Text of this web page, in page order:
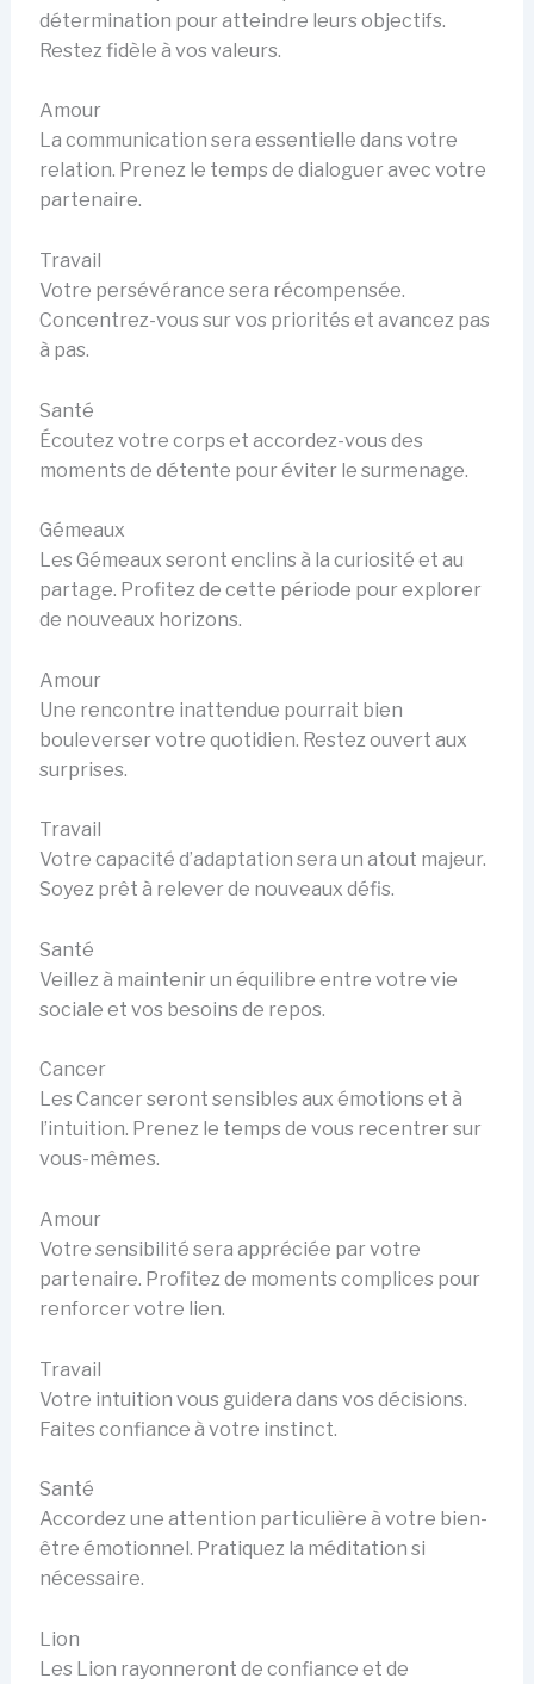
détermination pour atteindre leurs objectifs.
Restez fidèle à vos valeurs.
Amour
La communication sera essentielle dans votre
relation. Prenez le temps de dialoguer avec votre
partenaire.
Travail
Votre persévérance sera récompensée.
Concentrez-vous sur vos priorités et avancez pas
à pas.
Santé
Écoutez votre corps et accordez-vous des
moments de détente pour éviter le surmenage.
Gémeaux
Les Gémeaux seront enclins à la curiosité et au
partage. Profitez de cette période pour explorer
de nouveaux horizons.
Amour
Une rencontre inattendue pourrait bien
bouleverser votre quotidien. Restez ouvert aux
surprises.
Travail
Votre capacité d’adaptation sera un atout majeur.
Soyez prêt à relever de nouveaux défis.
Santé
Veillez à maintenir un équilibre entre votre vie
sociale et vos besoins de repos.
Cancer
Les Cancer seront sensibles aux émotions et à
l’intuition. Prenez le temps de vous recentrer sur
vous-mêmes.
Amour
Votre sensibilité sera appréciée par votre
partenaire. Profitez de moments complices pour
renforcer votre lien.
Travail
Votre intuition vous guidera dans vos décisions.
Faites confiance à votre instinct.
Santé
Accordez une attention particulière à votre bien-
être émotionnel. Pratiquez la méditation si
nécessaire.
Lion
Les Lion rayonneront de confiance et de